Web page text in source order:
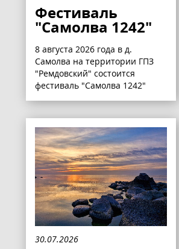
Фестиваль
"Самолва 1242"
8 августа 2026 года в д.
Самолва на территории ГПЗ
"Ремдовский" состоится
фестиваль "Самолва 1242"
30.07.2026